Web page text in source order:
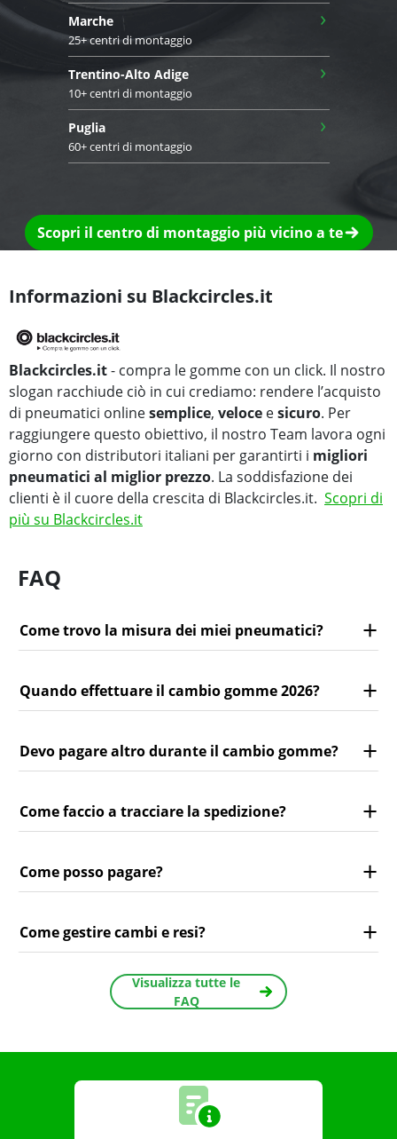
Marche
25+ centri di montaggio
›
Trentino-Alto Adige
10+ centri di montaggio
›
Puglia
60+ centri di montaggio
›
Scopri il centro di montaggio più vicino a te
Informazioni su Blackcircles.it
Blackcircles.it- compra le gomme con un click. Il nostro
slogan racchiude ciò in cui crediamo: rendere l’acquisto
di pneumatici onlinesemplice, veloce esicuro. Per
raggiungere questo obiettivo, il nostro Team lavora ogni
giorno con distributori italiani per garantirti i migliori
pneumatici al miglior prezzo. La soddisfazione dei
clienti è il cuore della crescita di Blackcircles.it. Scopri di
più su Blackcircles.it
FAQ
Come trovo la misura dei miei pneumatici?
Quando effettuare il cambio gomme 2026?
Devo pagare altro durante il cambio gomme?
Come faccio a tracciare la spedizione?
Come posso pagare?
Come gestire cambi e resi?
Visualizza tutte le
FAQ